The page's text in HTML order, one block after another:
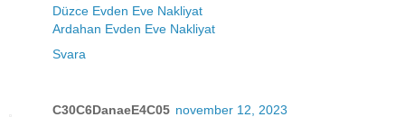
Düzce Evden Eve Nakliyat
Ardahan Evden Eve Nakliyat
Svara
C30C6DanaeE4C05 november 12, 2023